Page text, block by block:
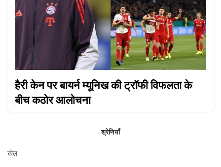
हैरी केन पर बायर्न म्यूनिख की ट्रॉफी विफलता के
बीच कठोर आलोचना
श्रेणियाँ
खेल